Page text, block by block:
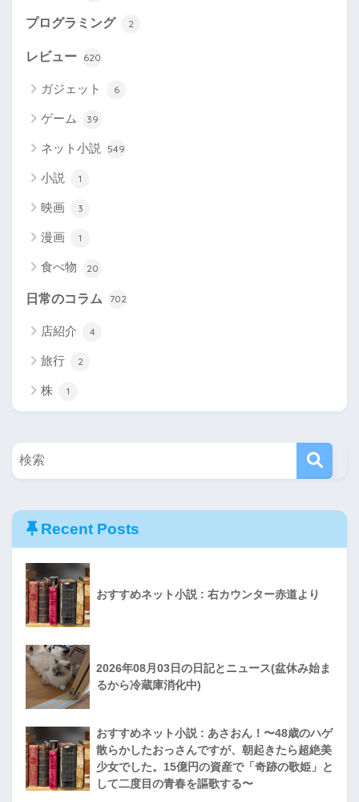
プログラミング 2
レビュー 620
ガジェット 6
ゲーム 39
ネット小説 549
小説 1
映画 3
漫画 1
食べ物 20
日常のコラム 702
店紹介 4
旅行 2
株 1
Recent Posts
おすすめネット小説 : 右カウンター赤道より
2026年08月03日の日記とニュース(盆休み始ま
るから冷蔵庫消化中)
おすすめネット小説 : あさおん！〜48歳のハゲ
散らかしたおっさんですが、朝起きたら超絶美
少女でした。15億円の資産で「奇跡の歌姫」と
して二度目の青春を謳歌する〜